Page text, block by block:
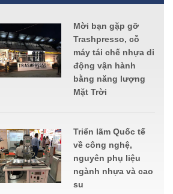
Mời bạn gặp gỡ
Trashpresso, cỗ
máy tái chế nhựa di
động vận hành
bằng năng lượng
Mặt Trời
Triển lãm Quốc tế
về công nghệ,
nguyên phụ liệu
ngành nhựa và cao
su